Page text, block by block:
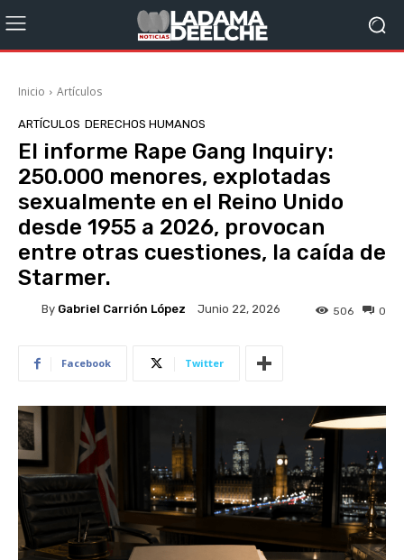
Inicio Artículos
ARTÍCULOS DERECHOS HUMANOS
El informe Rape Gang Inquiry:
250.000 menores, explotadas
sexualmente en el Reino Unido
desde 1955 a 2026, provocan
entre otras cuestiones, la caída de
Starmer.
By Gabriel Carrión López Junio 22, 2026 0
506
Facebook Twitter